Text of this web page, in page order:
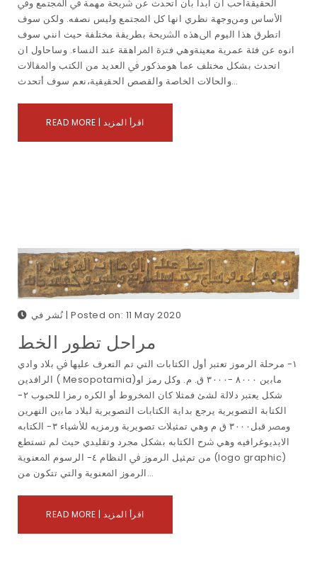
اﻟﺤﻘﻴﻘﺔأﺣﺐ أن اﺑﺪأ ﺑﺄن أﺗﺤﺪث ﻋﻦ ﴍﻳﺤﺔ ﻣﻬﻤﺔ ﰲ اﳌﺠﺘﻤﻊ وﰲ
اﻷﺳﺎس وﻣﻦوﺟﻬﺔ ﻧﻈﺮي اﻧﻬﺎ ﻛﻞ اﳌﺠﺘﻤﻊ وﻟﻴﺲ ﻧﺼﻔﻪ. وﻟﻜﻦ ﺳﻮف
اﺗﻄﺮق ﻫﺬا اﻟﻴﻮم اﱃﻫﺬه اﻟﴩﻳﺤﺔ ﺑﻄﺮﻳﻘﺔ ﻣﺨﺘﻠﻔﺔ ﺣﻴﺚ اﻧﻨﻲ ﺳﻮف
اﻧﻮه ﻋﻦ ﻓﺌﺔ ﻋﻤﺮﻳﺔ ﻣﻌﻴﻨﺔوﻫﻲ ﻓﱰة اﳌﺮاﻫﻘﺔ ﻋﻨﺪ اﻟﻨﺴﺎء. وﺳﺎﺣﺎول ان
اﺗﺤﺪث ﺑﺸﻜﻞ ﻣﺨﺘﻠﻒ ﻋما ﻫﻮﻣﺬﻛﻮر ﰲ اﻟﻌﺪﻳﺪ ﻣﻦ اﻟﻜﺘﺐ واﳌﻘﺎﻻت
واﻟﺤﺎﻻت اﻟﺨﺎﺻﺔ واﻟﻘﺼﺺ اﻟﺤﻘﻴﻘﻴﺔ،ﻧﻌﻢ ﺳﻮف أﺗﺤﺪث…
READ MORE | اقرأ المزيد
نُشر في | Posted on: 11 May 2020
مراحل تطور الخط
١- ﻣﺮﺣﻠﺔ اﻟﺮﻣﻮز ﺗﻌﺘﱪ أول اﻟﻜﺘﺎﺑﺎت اﻟﺘﻲ ﺗﻢ اﻟﺘﻌﺮف ﻋﻠﻴﻬﺎ ﰲ ﺑﻼد وادي
اﻟﺮاﻓﺪﻳﻦ ( Mesopotamia)ﻣﺎﺑين ٨٠٠٠ -٣٠٠٠ ق. م. وﻛﻞ رﻣﺰ او
ﺷﻜﻞ ﻳﻌﺘﱪ دﻻﻟﺔ ﻟﺸﺊ ﻓﻤﺜﻼ ﻛﺎن اﳌﺨﺮوط أو اﻟﻜﺮه رﻣﺰا ﻟﻠﺤﺒﻮب ٢-
اﻟﻜﺘﺎﺑﺔ اﻟﺘﺼﻮﻳﺮﻳﺔ ﻳﺮﺟﻊ ﺑﺪاﻳﺔ اﻟﻜﺘﺎﺑﺎت اﻟﺘﺼﻮﻳﺮﻳﺔ ﻟﺒﻼد ﻣﺎﺑين اﻟﻨﻬﺮﻳﻦ
وﻣﴫ ﻗﺒﻞ٣٠٠٠ ق م وﻫﻲ تمثيلات ﺗﺼﻮﻳﺮﻳﺔ ورﻣﺰﻳﻪ ﻟﻸﺷﻴﺎء ٣- اﻟﻜﺘﺎﺑﻪ
اﻻﻳﺪﻳﻮﻏﺮاﻓﻴﻪ وﻫﻲ ﴍح اﻟﻜﺘﺎﺑﻪ ﺑﺸﻜﻞ ﻣﺠﺮد وﺗﻘﻠﻴﺪي ﺣﻴﺚ لم ﺗﺴﺘﻄﻊ
ﻣﻦ تمﺜﻴﻞ اﻟﺮﻣﻮز ﰲ اﻟﻨﻈﺎم ٤- اﻟﺮﺳﻮم اﳌﻌﻨﻮﻳﺔ (logo graphic)
اﻟﺮﻣﻮز اﳌﻌﻨﻮﻳﺔ واﻟﺘﻲ ﺗﺘﻜﻮن ﻣﻦ…
READ MORE | اقرأ المزيد